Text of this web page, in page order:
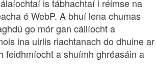
is tábhachtaí i réimse na
é WebP. A bhuí lena chumas
go mór gan cáilíocht a
ina uirlis riachtanach do dhuine ar
feidhmíocht a shuímh ghréasáin a